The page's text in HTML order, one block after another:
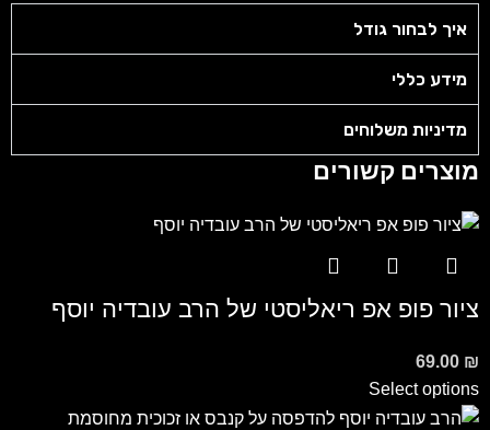
איך לבחור גודל
מידע כללי
מדיניות משלוחים
מוצרים קשורים
ציור פופ אפ ריאליסטי של הרב עובדיה יוסף
69.00 ₪
Select options